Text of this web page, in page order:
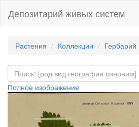
Депозитарий живых систем
Растения Коллекции
Полное изображение